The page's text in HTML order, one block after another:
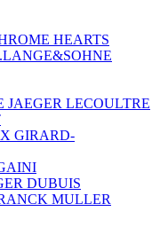
HEARTS
JAEGER LECOULTRE
GIRARD-
DUBUIS
MULLER